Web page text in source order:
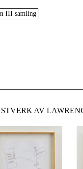
III samling
AV